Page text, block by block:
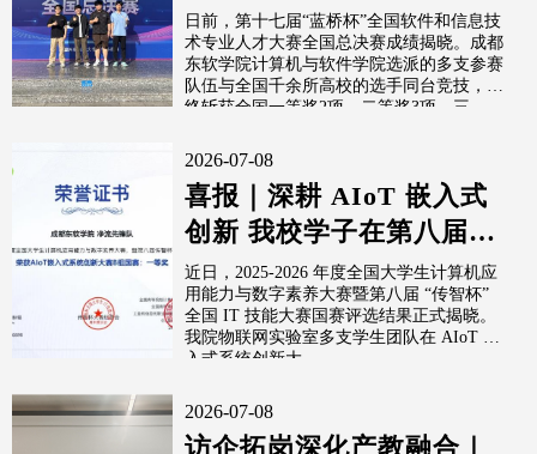
蓝桥杯全国总决赛中荣获
一等奖2项...
日前，第十七届“蓝桥杯”全国软件和信息技
术专业人才大赛全国总决赛成绩揭晓。成都
东软学院计算机与软件学院选派的多支参赛
队伍与全国千余所高校的选手同台竞技，最
终斩获全国一等奖2项、二等奖3项、三...
2026-07-08
喜报｜深耕 AIoT 嵌入式
创新 我校学子在第八届
“传智杯” 斩获多项国赛大
奖
近日，2025-2026 年度全国大学生计算机应
用能力与数字素养大赛暨第八届 “传智杯”
全国 IT 技能大赛国赛评选结果正式揭晓。
我院物联网实验室多支学生团队在 AIoT 嵌
入式系统创新大...
2026-07-08
访企拓岗深化产教融合｜